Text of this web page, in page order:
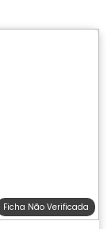
Ficha Não Verificada